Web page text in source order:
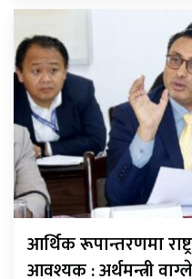
आर्थिक रूपान्तरणमा
आवश्यक : अर्थमन्त्री वाग्ले